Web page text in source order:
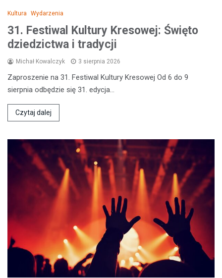
Kultura Wydarzenia
31. Festiwal Kultury Kresowej: Święto
dziedzictwa i tradycji
Michał Kowalczyk 3 sierpnia 2026
Zaproszenie na 31. Festiwal Kultury Kresowej Od 6 do 9
sierpnia odbędzie się 31. edycja…
Czytaj dalej